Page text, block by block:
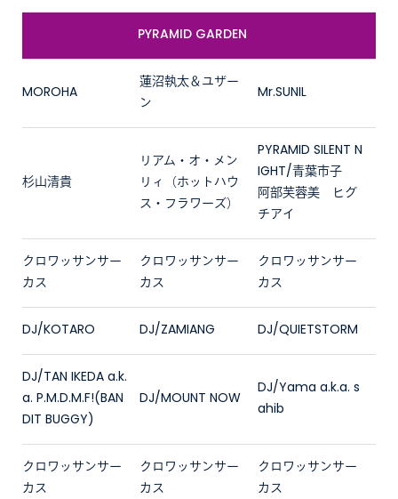
PYRAMID GARDEN
MOROHA
蓮沼執太＆ユザー
ン
Mr.SUNIL
杉山清貴
リアム・オ・メン
リィ（ホットハウ
ス・フラワーズ）
PYRAMID SILENT N
IGHT/青葉市子
阿部芙蓉美 ヒグ
チアイ
クロワッサンサー
カス
クロワッサンサー
カス
クロワッサンサー
カス
DJ/KOTARO DJ/ZAMIANG DJ/QUIETSTORM
DJ/TAN IKEDA a.k.
a. P.M.D.M.F!(BAN
DIT BUGGY)
DJ/MOUNT NOW
DJ/Yama a.k.a. s
ahib
クロワッサンサー
カス
クロワッサンサー
カス
クロワッサンサー
カス